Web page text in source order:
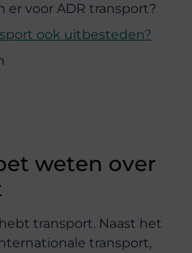
er voor ADR transport?
ook uitbesteden?
weten over
transport. Naast het
transport,